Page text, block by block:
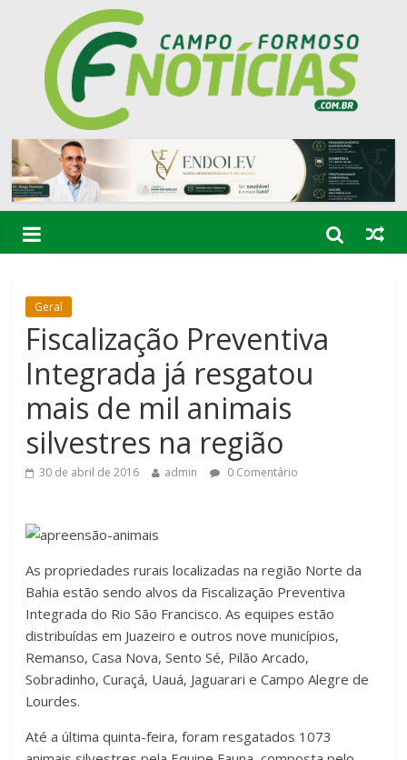
Geral
Fiscalização Preventiva
Integrada já resgatou
mais de mil animais
silvestres na região
30 de abril de 2016 admin 0 Comentário
As propriedades rurais localizadas na região Norte da
Bahia estão sendo alvos da Fiscalização Preventiva
Integrada do Rio São Francisco. As equipes estão
distribuídas em Juazeiro e outros nove municípios,
Remanso, Casa Nova, Sento Sé, Pilão Arcado,
Sobradinho, Curaçá, Uauá, Jaguarari e Campo Alegre de
Lourdes.
Até a última quinta-feira, foram resgatados 1073